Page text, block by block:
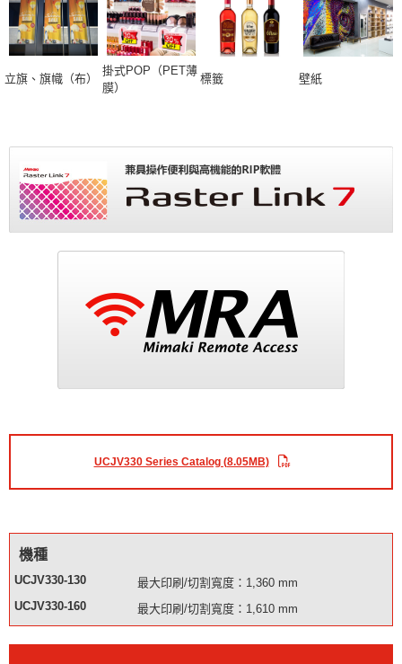
立旗、旗幟（布）
掛式POP（PET薄
膜）
標籤 壁紙
UCJV330 Series Catalog (8.05MB)
機種
UCJV330-130
最大印刷/切割寬度：1,360 mm
UCJV330-160
最大印刷/切割寬度：1,610 mm